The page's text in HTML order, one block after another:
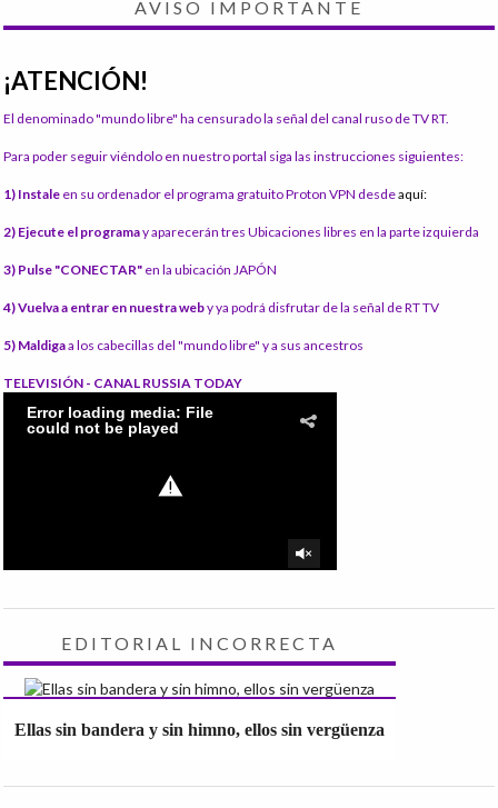
AVISO IMPORTANTE
¡ATENCIÓN!
El denominado "mundo libre" ha censurado la señal del canal ruso de TV RT.
Para poder seguir viéndolo en nuestro portal siga las instrucciones siguientes:
1) Instale en su ordenador el programa gratuito Proton VPN desdeaquí:
2) Ejecute el programay aparecerán tres Ubicaciones libres en la parte izquierda
3) Pulse "CONECTAR" en la ubicación JAPÓN
4) Vuelva a entrar en nuestra weby ya podrá disfrutar de la señal de RT TV
5) Maldigaa los cabecillas del "mundo libre" y a sus ancestros
TELEVISIÓN - CANAL RUSSIA TODAY
EDITORIAL INCORRECTA
Ellas sin bandera y sin himno, ellos sin vergüenza